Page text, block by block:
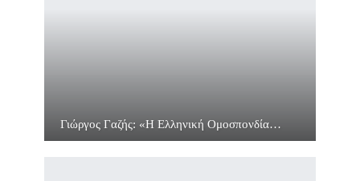
Γιώργος Γαζής: «Η Ελληνική Ομοσπονδία…